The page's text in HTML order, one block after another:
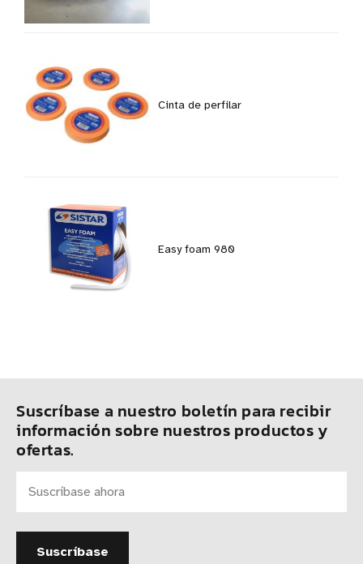
Cinta de perfilar
Easy foam 980
Suscríbase a nuestro boletín para recibir
información sobre nuestros productos y
ofertas.